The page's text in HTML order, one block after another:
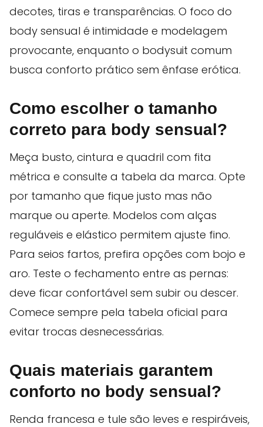
decotes, tiras e transparências. O foco do
body sensual é intimidade e modelagem
provocante, enquanto o bodysuit comum
busca conforto prático sem ênfase erótica.
Como escolher o tamanho
correto para body sensual?
Meça busto, cintura e quadril com fita
métrica e consulte a tabela da marca. Opte
por tamanho que fique justo mas não
marque ou aperte. Modelos com alças
reguláveis e elástico permitem ajuste fino.
Para seios fartos, prefira opções com bojo e
aro. Teste o fechamento entre as pernas:
deve ficar confortável sem subir ou descer.
Comece sempre pela tabela oficial para
evitar trocas desnecessárias.
Quais materiais garantem
conforto no body sensual?
Renda francesa e tule são leves e respiráveis,